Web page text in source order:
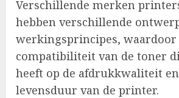
Verschillende merken
hebben verschillende
werkingsprincipes, waardoor
compatibiliteit van de toner
heeft op de afdrukkwaliteit
levensduur van de printer.